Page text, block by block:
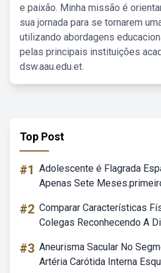
e paixão. Minha missão é
sua jornada para se tornarem
utilizando abordagens
pelas principais instituições
dsw.aau.edu.et.
Top Post
#1 Adolescente é Flagrada
Apenas Sete
#2 Comparar Características
Colegas Reconhecendo A
#3 Aneurisma Sacular No
Artéria Carótida Interna